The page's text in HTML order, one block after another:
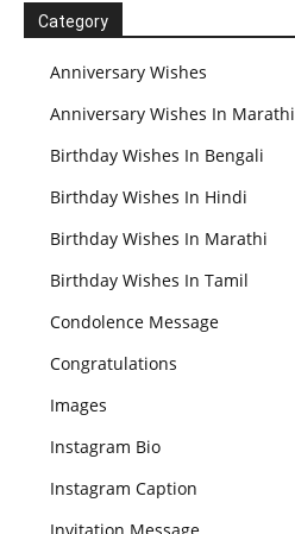
Category
Anniversary Wishes
Anniversary Wishes In Marathi
Birthday Wishes In Bengali
Birthday Wishes In Hindi
Birthday Wishes In Marathi
Birthday Wishes In Tamil
Condolence Message
Congratulations
Images
Instagram Bio
Instagram Caption